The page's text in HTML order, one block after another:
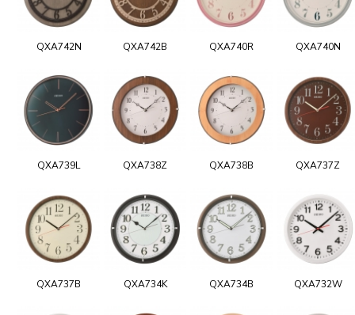
QXA742N QXA742B QXA740R QXA740N
QXA739L QXA738Z QXA738B QXA737Z
QXA737B QXA734K QXA734B QXA732W